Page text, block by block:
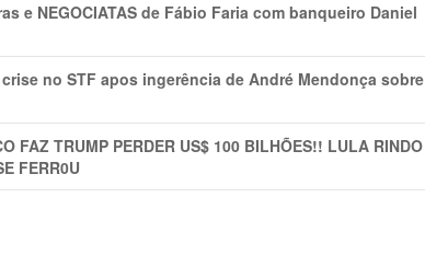
e NEGOCIATAS de Fábio Faria com banqueiro Daniel
no STF apos ingerência de André Mendonça sobre
FAZ TRUMP PERDER US$ 100 BILHÕES!! LULA RINDO
FERR0U